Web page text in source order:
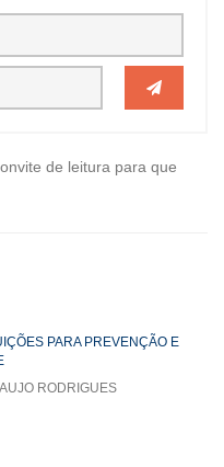
de leitura para que
PARA PREVENÇÃO E
RODRIGUES